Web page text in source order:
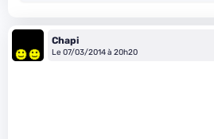
Chapi
Le 07/03/2014 à 20h20